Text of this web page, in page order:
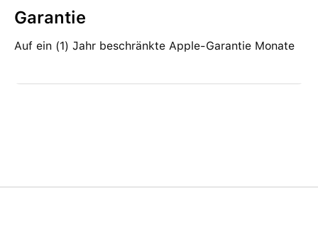
Garantie
Auf ein (1) Jahr beschränkte Apple-Garantie Monate